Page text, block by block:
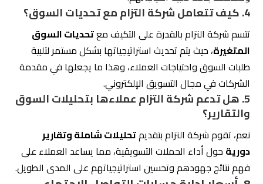
العلامات التجارية وزيادة التفاعل مع الجمهور.
تقدم شركة التزام للتسويق الإلكتروني أسعارًا تنافسية لخدمات
إدارة حسابات التواصل الاجتماعي. تسعى الشركة إلى تلبية
احتياجات عملائها من خلال باقات متنوعة تتناسب مع مختلف
الميزانيات. للاستفسار عن الأسعار أو للحصول على عرض مُفصل،
يُمكن التواصل مع فريق الدعم عبر الرقم +966506600096 أو
مراسلتهم عبر البريد الإلكتروني
Info@eltzam.sa
5 استراتيجيات متبعة لخدمات إدارة حسابات
التواصل الاجتماعي